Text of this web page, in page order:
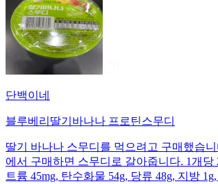
단백이네
블루베리딸기바나나 프로틴스무디
딸기 바나나 스무디를 먹으려고 구매했습
에서 구매하면 스무디로 갈아줍니다. 1개당
트륨 45mg, 탄수화물 54g, 당류 48g, 지방